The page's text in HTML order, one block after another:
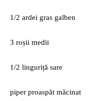
1/2 ardei gras galben
3 roșii medii
1/2 linguriță sare
piper proaspăt măcinat